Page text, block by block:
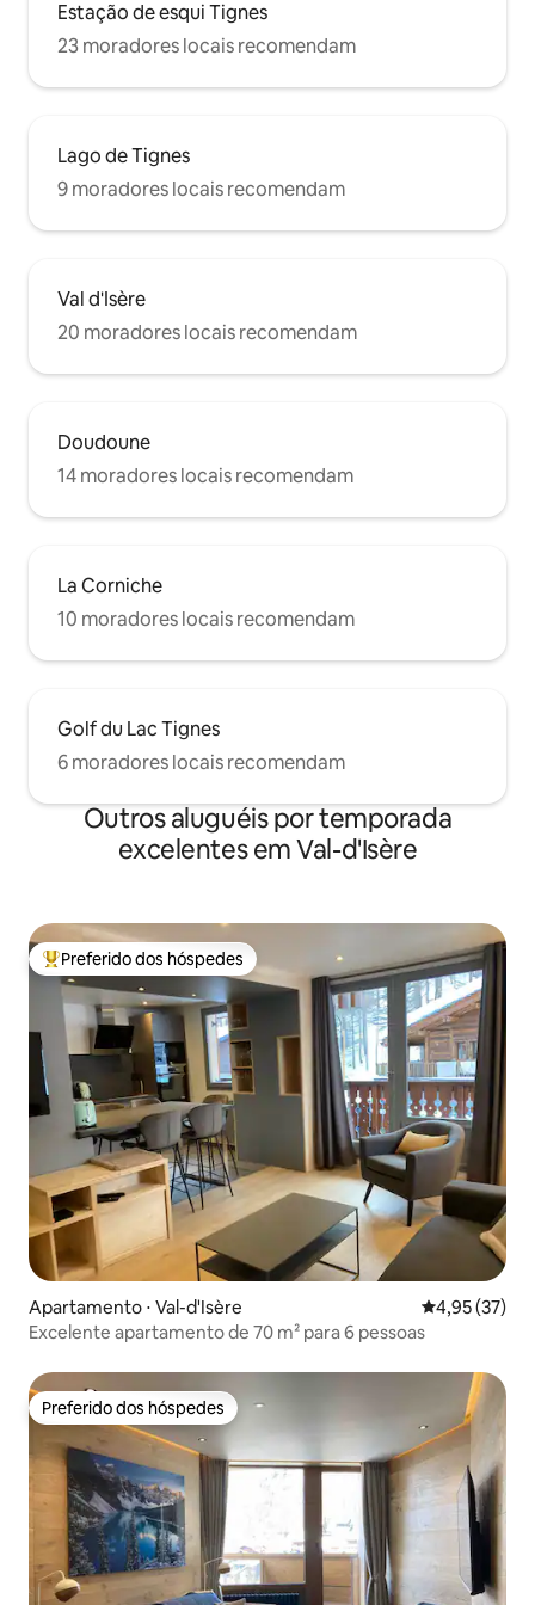
Estação de esqui Tignes
23 moradores locais recomendam
Lago de Tignes
9 moradores locais recomendam
Val d'Isère
20 moradores locais recomendam
Doudoune
14 moradores locais recomendam
La Corniche
10 moradores locais recomendam
Golf du Lac Tignes
6 moradores locais recomendam
Outros aluguéis por temporada
excelentes em Val-d'Isère
Entre os melhores preferidos dos hóspedes
Preferido dos hóspedes
Apartamento ⋅ Val-d'Isère 4,95 de uma
4,95 (37)
Excelente apartamento de 70 m² para 6 pessoas
Preferido dos hóspedes
Preferido dos hóspedes